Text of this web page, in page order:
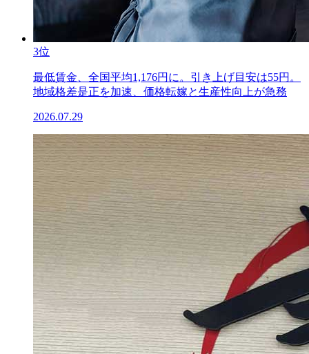
3位
最低賃金、全国平均1,176円に。引き上げ目安は55円。
地域格差是正を加速、価格転嫁と生産性向上が急務
2026.07.29